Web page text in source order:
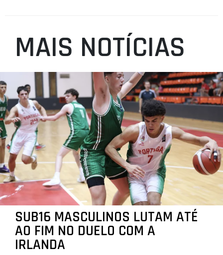
MAIS NOTÍCIAS
SUB16 MASCULINOS LUTAM ATÉ
AO FIM NO DUELO COM A
IRLANDA